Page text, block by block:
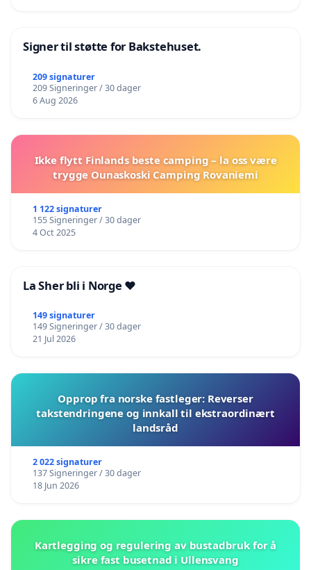
Signer til støtte for Bakstehuset.
209 signaturer
209 Signeringer / 30 dager
6 Aug 2026
Ikke flytt Finlands beste camping – la oss være
trygge Ounaskoski Camping Rovaniemi
1 122 signaturer
155 Signeringer / 30 dager
4 Oct 2025
La Sher bli i Norge ❤️
149 signaturer
149 Signeringer / 30 dager
21 Jul 2026
Opprop fra norske fastleger: Reverser
takstendringene og innkall til ekstraordinært
landsråd
2 022 signaturer
137 Signeringer / 30 dager
18 Jun 2026
Kartlegging og regulering av bustadbruk for å
sikre fast busetnad i Ullensvang